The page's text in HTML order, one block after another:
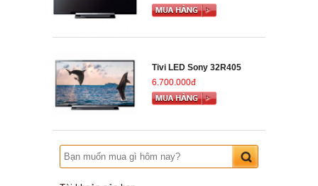
Tivi LED Sony 32R405
6.700.000đ